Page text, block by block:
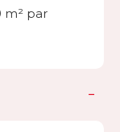
m² par